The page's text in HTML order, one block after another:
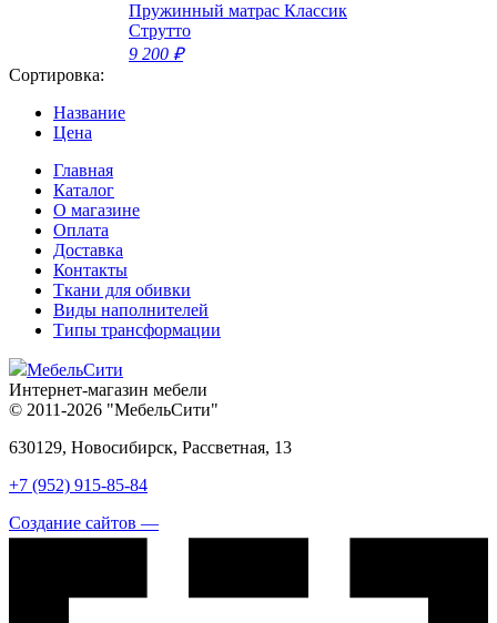
Пружинный матрас Классик
Струтто
9 200 ₽
Сортировка:
Название
Цена
Главная
Каталог
О магазине
Оплата
Доставка
Контакты
Ткани для обивки
Виды наполнителей
Типы трансформации
МебельСити
Интернет-магазин мебели
© 2011-2026 "МебельСити"
630129, Новосибирск, Рассветная, 13
+7 (952) 915-85-84
Создание сайтов —